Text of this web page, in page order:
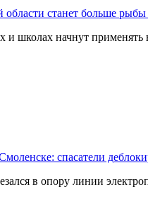
станет больше
и школах начнут
спасатели
в опору линии